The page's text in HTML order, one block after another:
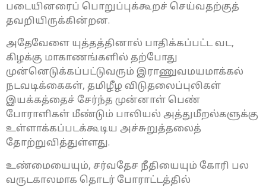
படையினரைப் பொறுப்புக்கூறச் செய்வதற்குத்
தவறியிருக்கின்றன.
அதேவேளை யுத்தத்தினால் பாதிக்கப்பட்ட வட,
கிழக்கு மாகாணங்களில் தற்போது
முன்னெடுக்கப்பட்டுவரும் இராணுவமயமாக்கல்
நடவடிக்கைகள், தமிழீழ விடுதலைப்புலிகள்
இயக்கத்தைச் சேர்ந்த முன்னாள் பெண்
போராளிகள் மீண்டும் பாலியல் அத்துமீறல்களுக்கு
உள்ளாக்கப்படக்கூடிய அச்சுறுத்தலைத்
தோற்றுவித்துள்ளது.
உண்மையையும், சர்வதேச நீதியையும் கோரி பல
வருடகாலமாக தொடர் போராட்டத்தில்